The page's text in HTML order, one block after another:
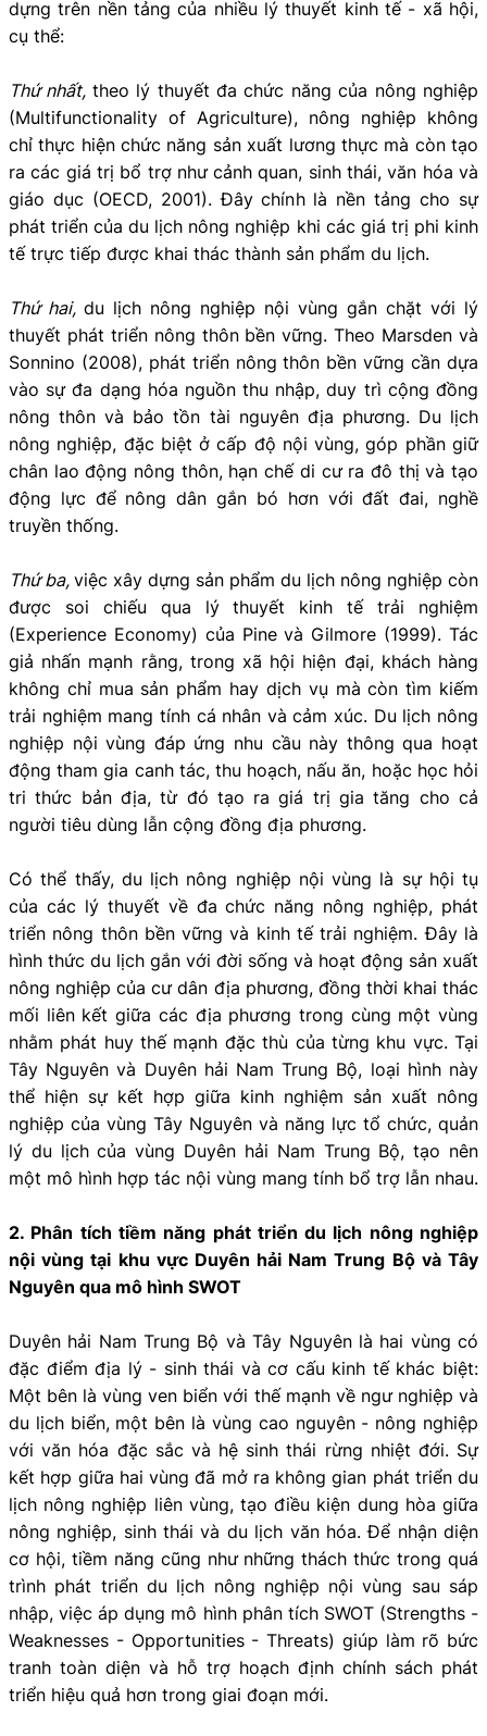
dựng trên nền tảng của nhiều lý thuyết kinh tế - xã hội,
cụ thể:
Thứ nhất, theo lý thuyết đa chức năng của nông nghiệp
(Multifunctionality of Agriculture), nông nghiệp không
chỉ thực hiện chức năng sản xuất lương thực mà còn tạo
ra các giá trị bổ trợ như cảnh quan, sinh thái, văn hóa và
giáo dục (OECD, 2001). Đây chính là nền tảng cho sự
phát triển của du lịch nông nghiệp khi các giá trị phi kinh
tế trực tiếp được khai thác thành sản phẩm du lịch.
Thứ hai, du lịch nông nghiệp nội vùng gắn chặt với lý
thuyết phát triển nông thôn bền vững. Theo Marsden và
Sonnino (2008), phát triển nông thôn bền vững cần dựa
vào sự đa dạng hóa nguồn thu nhập, duy trì cộng đồng
nông thôn và bảo tồn tài nguyên địa phương. Du lịch
nông nghiệp, đặc biệt ở cấp độ nội vùng, góp phần giữ
chân lao động nông thôn, hạn chế di cư ra đô thị và tạo
động lực để nông dân gắn bó hơn với đất đai, nghề
truyền thống.
Thứ ba, việc xây dựng sản phẩm du lịch nông nghiệp còn
được soi chiếu qua lý thuyết kinh tế trải nghiệm
(Experience Economy) của Pine và Gilmore (1999). Tác
giả nhấn mạnh rằng, trong xã hội hiện đại, khách hàng
không chỉ mua sản phẩm hay dịch vụ mà còn tìm kiếm
trải nghiệm mang tính cá nhân và cảm xúc. Du lịch nông
nghiệp nội vùng đáp ứng nhu cầu này thông qua hoạt
động tham gia canh tác, thu hoạch, nấu ăn, hoặc học hỏi
tri thức bản địa, từ đó tạo ra giá trị gia tăng cho cả
người tiêu dùng lẫn cộng đồng địa phương.
Có thể thấy, du lịch nông nghiệp nội vùng là sự hội tụ
của các lý thuyết về đa chức năng nông nghiệp, phát
triển nông thôn bền vững và kinh tế trải nghiệm. Đây là
hình thức du lịch gắn với đời sống và hoạt động sản xuất
nông nghiệp của cư dân địa phương, đồng thời khai thác
mối liên kết giữa các địa phương trong cùng một vùng
nhằm phát huy thế mạnh đặc thù của từng khu vực. Tại
Tây Nguyên và Duyên hải Nam Trung Bộ, loại hình này
thể hiện sự kết hợp giữa kinh nghiệm sản xuất nông
nghiệp của vùng Tây Nguyên và năng lực tổ chức, quản
lý du lịch của vùng Duyên hải Nam Trung Bộ, tạo nên
một mô hình hợp tác nội vùng mang tính bổ trợ lẫn nhau.
2. Phân tích tiềm năng phát triển du lịch nông nghiệp
nội vùng tại khu vực Duyên hải Nam Trung Bộ và Tây
Nguyên qua mô hình SWOT
Duyên hải Nam Trung Bộ và Tây Nguyên là hai vùng có
đặc điểm địa lý - sinh thái và cơ cấu kinh tế khác biệt:
Một bên là vùng ven biển với thế mạnh về ngư nghiệp và
du lịch biển, một bên là vùng cao nguyên - nông nghiệp
với văn hóa đặc sắc và hệ sinh thái rừng nhiệt đới. Sự
kết hợp giữa hai vùng đã mở ra không gian phát triển du
lịch nông nghiệp liên vùng, tạo điều kiện dung hòa giữa
nông nghiệp, sinh thái và du lịch văn hóa. Để nhận diện
cơ hội, tiềm năng cũng như những thách thức trong quá
trình phát triển du lịch nông nghiệp nội vùng sau sáp
nhập, việc áp dụng mô hình phân tích SWOT (Strengths -
Weaknesses - Opportunities - Threats) giúp làm rõ bức
tranh toàn diện và hỗ trợ hoạch định chính sách phát
triển hiệu quả hơn trong giai đoạn mới.